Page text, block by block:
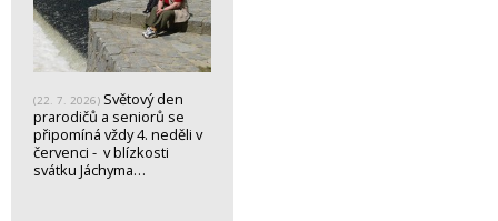
(22. 7. 2026) Světový den
prarodičů a seniorů se
připomíná vždy 4. neděli v
červenci - v blízkosti
svátku Jáchyma…